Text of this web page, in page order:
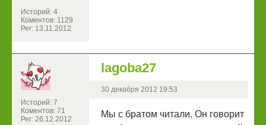
Историй: 4
Коментов: 1129
Рег: 13.11.2012
Историй: 7
Коментов: 71
Рег: 26.12.2012
lagoba27
30 декабря 2012 19:53
Мы с братом читали. Он говорит